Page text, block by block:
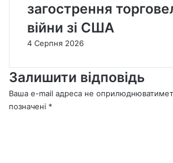
загострення
війни зі США
4 Серпня 2026
Залишити відповідь
Ваша e-mail адреса не
позначені *